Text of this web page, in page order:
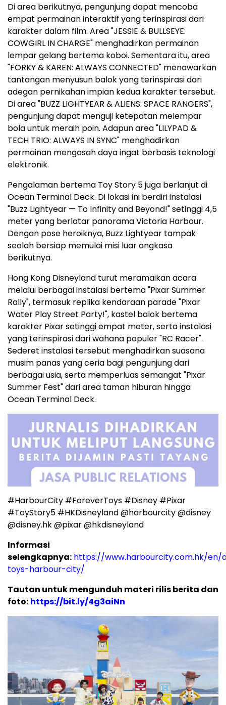
Di area berikutnya, pengunjung dapat mencoba
empat permainan interaktif yang terinspirasi dari
karakter dalam film. Area "JESSIE & BULLSEYE:
COWGIRL IN CHARGE" menghadirkan permainan
lempar gelang bertema koboi. Sementara itu, area
"FORKY & KAREN: ALWAYS CONNECTED" menawarkan
tantangan menyusun balok yang terinspirasi dari
adegan pernikahan impian kedua karakter tersebut.
Di area "BUZZ LIGHTYEAR & ALIENS: SPACE RANGERS",
pengunjung dapat menguji ketepatan melempar
bola untuk meraih poin. Adapun area "LILYPAD &
TECH TRIO: ALWAYS IN SYNC" menghadirkan
permainan mengasah daya ingat berbasis teknologi
elektronik.
Pengalaman bertema Toy Story 5 juga berlanjut di
Ocean Terminal Deck. Di lokasi ini berdiri instalasi
"Buzz Lightyear — To Infinity and Beyond!" setinggi 4,5
meter yang berlatar panorama Victoria Harbour.
Dengan pose heroiknya, Buzz Lightyear tampak
seolah bersiap memulai misi luar angkasa
berikutnya.
Hong Kong Disneyland turut meramaikan acara
melalui berbagai instalasi bertema "Pixar Summer
Rally", termasuk replika kendaraan parade "Pixar
Water Play Street Party!", kastel balok bertema
karakter Pixar setinggi empat meter, serta instalasi
yang terinspirasi dari wahana populer "RC Racer".
Sederet instalasi tersebut menghadirkan suasana
musim panas yang ceria bagi pengunjung dari
berbagai usia, serta memperluas semangat "Pixar
Summer Fest" dari area taman hiburan hingga
Ocean Terminal Deck.
#HarbourCity #ForeverToys #Disney #Pixar
#ToyStory5 #HKDisneyland @harbourcity @disney
@disney.hk @pixar @hkdisneyland
Informasi
selengkapnya: https://www.harbourcity.com.hk/
toys-harbour-city/
Tautan untuk mengunduh materi rilis berita dan
foto: https://bit.ly/4g3aiNn